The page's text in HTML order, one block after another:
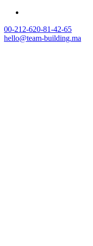
00-212-620-81-42-65
hello@team-building.ma